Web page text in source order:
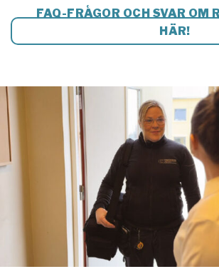
FAQ-FRÅGOR OCH SVAR OM
HÄR!